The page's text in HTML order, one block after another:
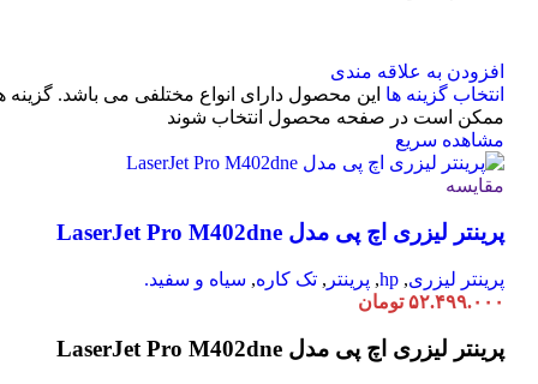
افزودن به علاقه مندی
انتخاب گزینه ها این محصول دارای انواع مختلفی می باشد. گزینه
ممکن است در صفحه محصول انتخاب شوند
مشاهده سریع
مقایسه
پرینتر لیزری اچ پی مدل LaserJet Pro M402dne
پرینتر لیزری,
hp
, پرینتر , تک کاره, سیاه و سفید.
۵۲.۴۹۹.۰۰۰ تومان
پرینتر لیزری اچ پی مدل LaserJet Pro M402dne